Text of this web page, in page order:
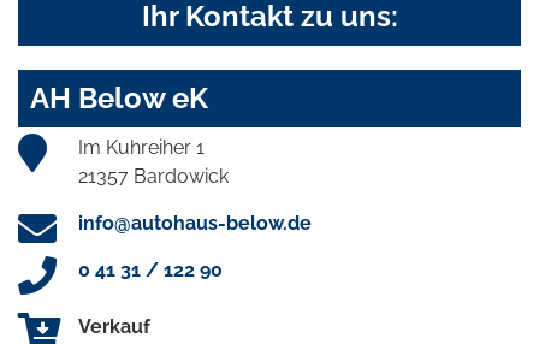
Ihr Kontakt zu uns:
AH Below eK
Im Kuhreiher 1
21357 Bardowick
info@autohaus-below.de
0 41 31 / 122 90
Verkauf